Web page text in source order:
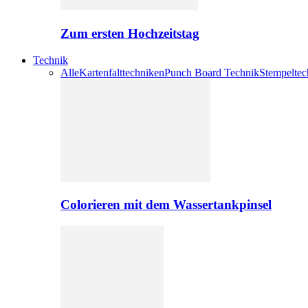
Zum ersten Hochzeitstag
Technik
AlleKartenfalttechnikenPunch Board Technik
Colorieren mit dem Wassertankpinsel